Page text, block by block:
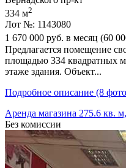
334 м2
Лот №: 1143080
1 670 000 руб. в месяц (60
Предлагается помещение
площадью 334 квадратных
этаже здания. Объект...
Подробное описание (8
Аренда магазина 275.6 кв.
Без комиссии